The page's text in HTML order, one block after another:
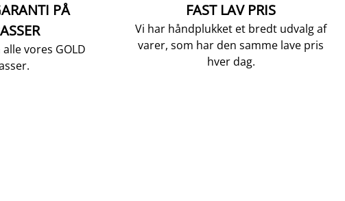
PÅ
vores GOLD
FAST LAV PRIS
Vi har håndplukket et bredt udvalg af
varer, som har den samme lave pris
hver dag.